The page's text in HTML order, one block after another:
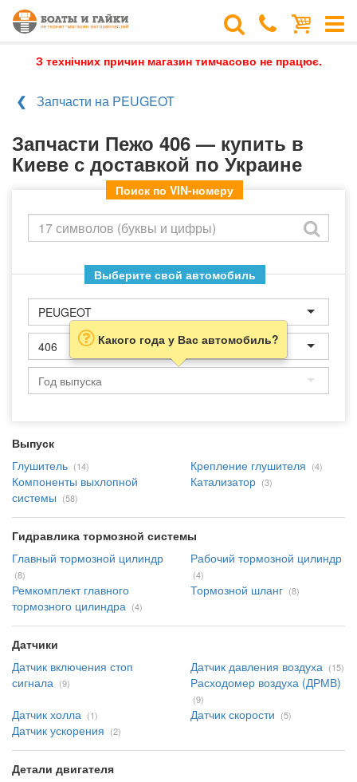
З технічних причин магазин тимчасово не працює.
Запчасти на PEUGEOT
Запчасти Пежо 406 — купить в
Киеве с доставкой по Украине
Поиск по VIN-номеру
Выберите свой автомобиль
PEUGEOT
406 Какого года у Вас автомобиль?
Выпуск
Глушитель (14) Крепление глушителя (4)
Компоненты выхлопной
системы (58)
Катализатор (3)
Гидравлика тормозной системы
Главный тормозной цилиндр
(8)
Рабочий тормозной цилиндр
(4)
Ремкомплект главного
тормозного цилиндра (4)
Тормозной шланг (8)
Датчики
Датчик включения стоп
сигнала (9)
Датчик давления воздуха (15)
Расходомер воздуха (ДРМВ)
(9)
Датчик холла (1) Датчик скорости (5)
Датчик ускорения (2)
Детали двигателя